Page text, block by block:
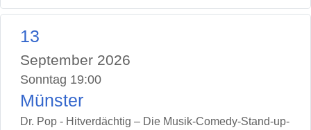
13
September 2026
Sonntag 19:00
Münster
Dr. Pop - Hitverdächtig – Die Musik-Comedy-Stand-up-